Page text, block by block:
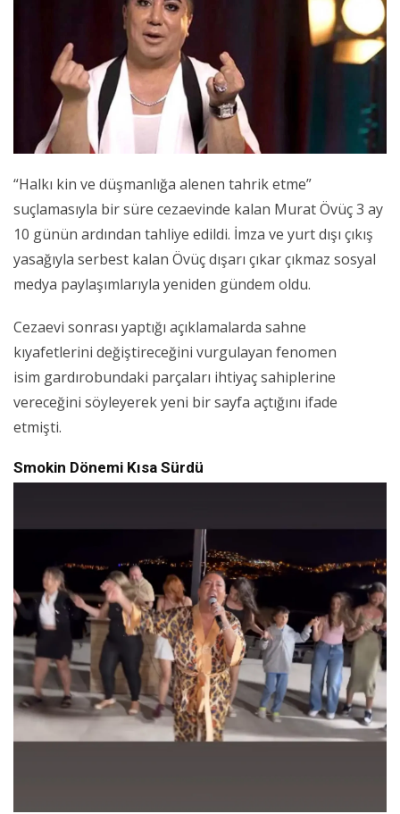
“Halkı kin ve düşmanlığa alenen tahrik etme”
suçlamasıyla bir süre cezaevinde kalan Murat Övüç 3 ay
10 günün ardından tahliye edildi. İmza ve yurt dışı çıkış
yasağıyla serbest kalan Övüç dışarı çıkar çıkmaz sosyal
medya paylaşımlarıyla yeniden gündem oldu.
Cezaevi sonrası yaptığı açıklamalarda sahne
kıyafetlerini değiştireceğini vurgulayan fenomen
isim gardırobundaki parçaları ihtiyaç sahiplerine
vereceğini söyleyerek yeni bir sayfa açtığını ifade
etmişti.
Smokin Dönemi Kısa Sürdü